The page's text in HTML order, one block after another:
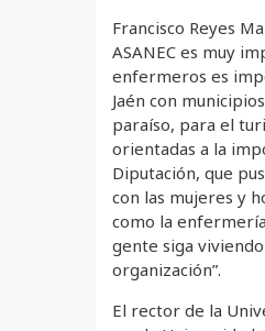
Francisco Reyes
ASANEC es muy
enfermeros es
Jaén con
paraíso, para el
orientadas a la
Diputación, que
con las mujeres y
como la
gente siga
organización”.
El rector de la